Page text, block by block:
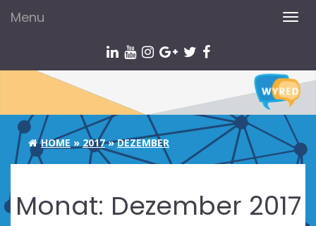
Menu
HOME » 2017»DEZEMBER
Monat: Dezember 2017